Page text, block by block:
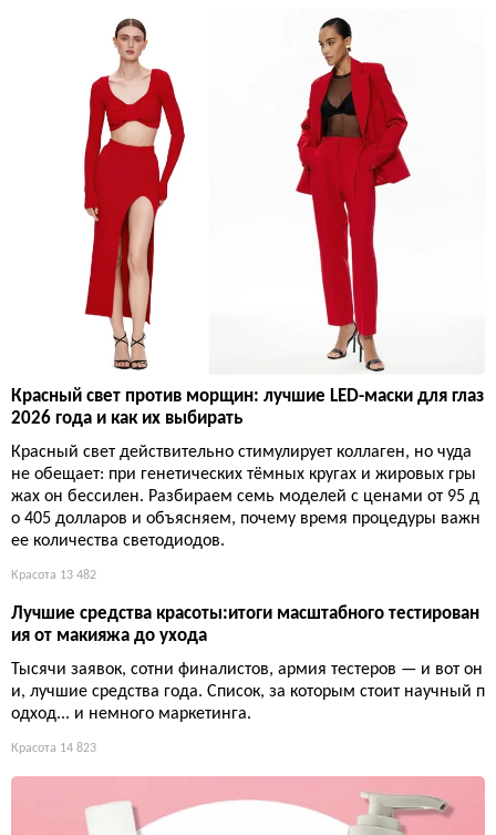
Красный свет против морщин: лучшие LED-маски для глаз
2026 года и как их выбирать
Красный свет действительно стимулирует коллаген, но чуда
не обещает: при генетических тёмных кругах и жировых гры
жах он бессилен. Разбираем семь моделей с ценами от 95 д
о 405 долларов и объясняем, почему время процедуры важн
ее количества светодиодов.
Красота 13 482
Лучшие средства красоты:итоги масштабного тестирован
ия от макияжа до ухода
Тысячи заявок, сотни финалистов, армия тестеров — и вот он
и, лучшие средства года. Список, за которым стоит научный п
одход... и немного маркетинга.
Красота 14 823